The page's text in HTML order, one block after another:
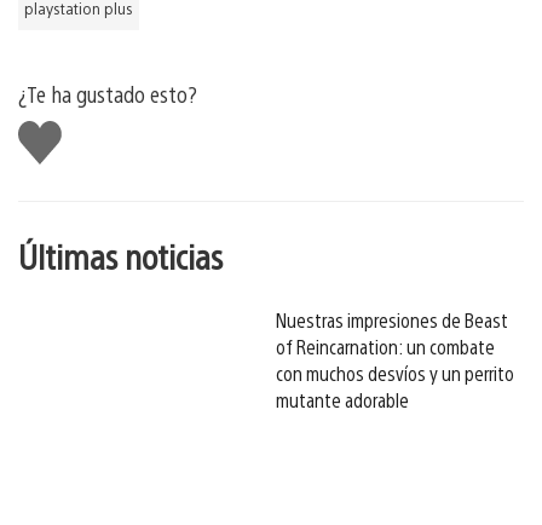
playstation plus
¿Te ha gustado esto?
Me
gusta
Últimas noticias
Nuestras impresiones de Beast
of Reincarnation: un combate
con muchos desvíos y un perrito
mutante adorable